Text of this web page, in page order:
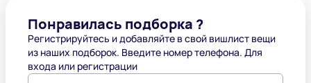
Понравилась подборка ?
Регистрируйтесь и добавляйте в свой вишлист вещи
из наших подборок. Введите номер телефона. Для
входа или регистрации